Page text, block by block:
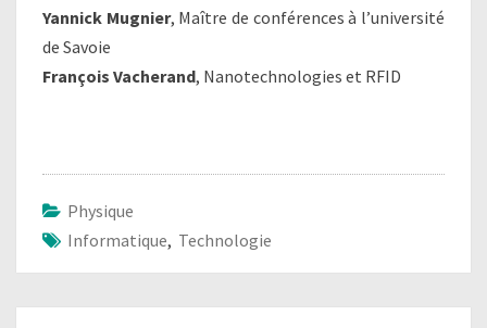
Yannick Mugnier, Maître de conférences à l’université
de Savoie
François Vacherand, Nanotechnologies et RFID
Physique
Informatique, Technologie